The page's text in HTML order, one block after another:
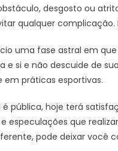
desgosto ou
qualquer
uma fase astral em
e si e não descuide de
em práticas esportivas.
é pública, hoje terá
especulações que
pode deixar você